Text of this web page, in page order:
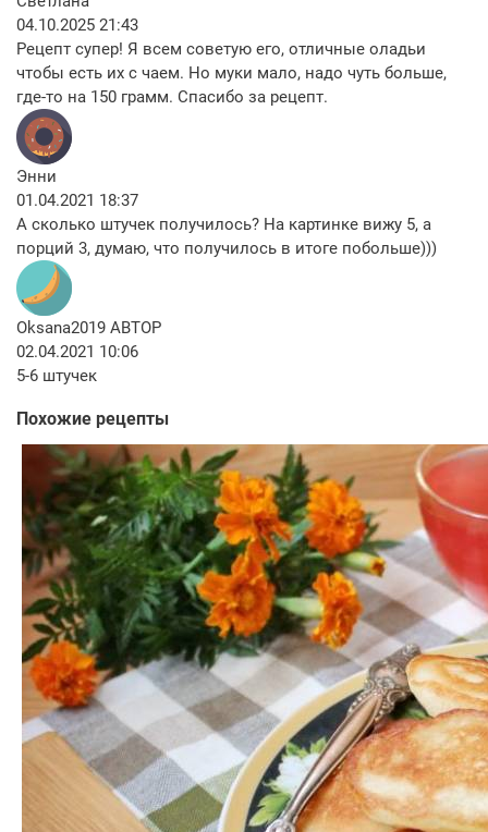
04.10.2025 21:43
Рецепт супер! Я всем советую его, отличные оладьи
чтобы есть их с чаем. Но муки мало, надо чуть больше,
где-то на 150 грамм. Спасибо за рецепт.
Энни
01.04.2021 18:37
А сколько штучек получилось? На картинке вижу 5, а
порций 3, думаю, что получилось в итоге побольше)))
Oksana2019 АВТОР
02.04.2021 10:06
5-6 штучек
Похожие рецепты